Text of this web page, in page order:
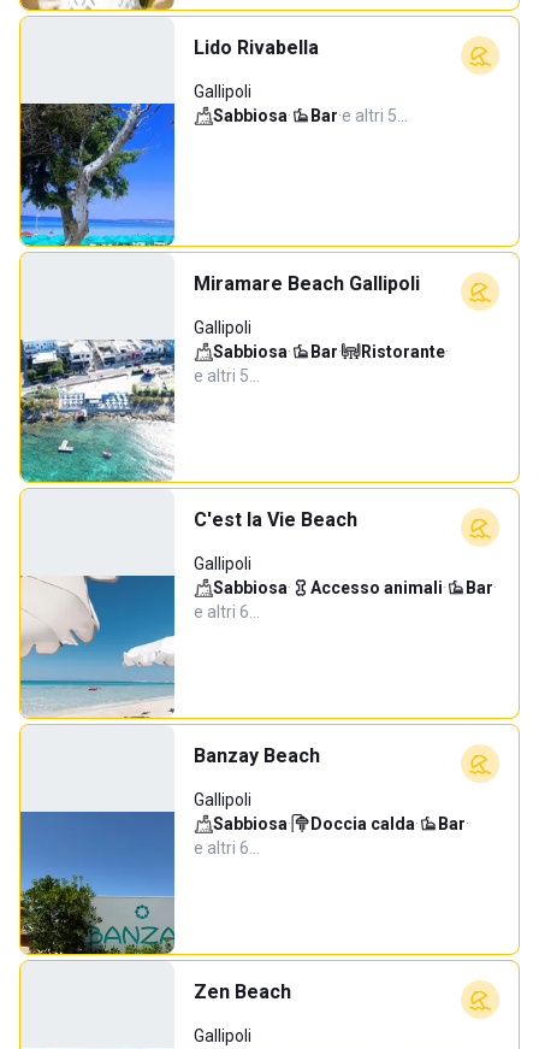
Lido Rivabella
Gallipoli
Sabbiosa· Bar·e altri 5…
Miramare Beach Gallipoli
Gallipoli
Sabbiosa· Bar· Ristorante·
e altri 5…
C'est la Vie Beach
Gallipoli
Sabbiosa· Accesso animali· Bar·
e altri 6…
Banzay Beach
Gallipoli
Sabbiosa· Doccia calda· Bar·
e altri 6…
Zen Beach
Gallipoli